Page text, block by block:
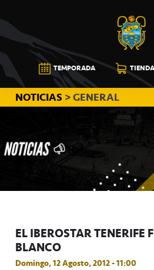
a
la
navegación
principal
al
contenido
principal
a
la
barra
lateral
principal
CB
CANARIAS
TEMPORADA TIENDA
NOTICIAS > GENERAL
EL IBEROSTAR TENERIFE
BLANCO
Domingo, 12 Agosto, 2012 - 11:00